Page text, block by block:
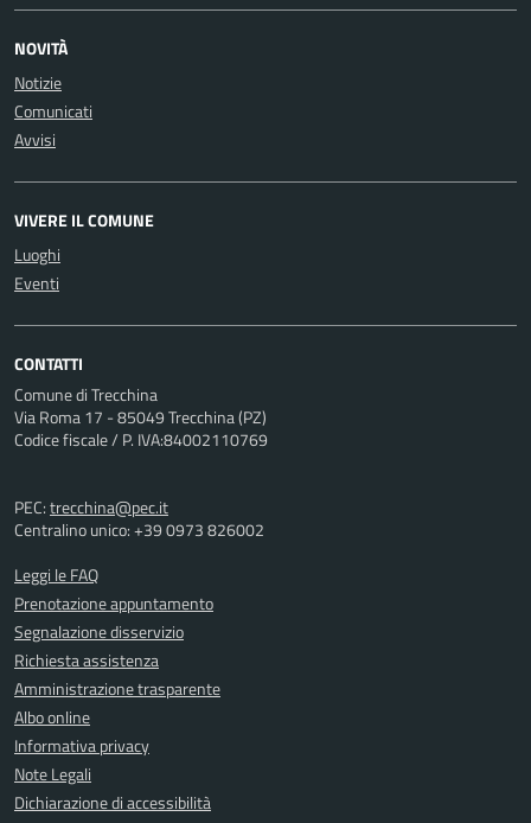
NOVITÀ
Notizie
Comunicati
Avvisi
VIVERE IL COMUNE
Luoghi
Eventi
CONTATTI
Comune di Trecchina
Via Roma 17 - 85049 Trecchina (PZ)
Codice fiscale / P. IVA:84002110769
PEC:trecchina@pec.it
Centralino unico: +39 0973 826002
Leggi le FAQ
Prenotazione appuntamento
Segnalazione disservizio
Richiesta assistenza
Amministrazione trasparente
Albo online
Informativa privacy
Note Legali
Dichiarazione di accessibilità